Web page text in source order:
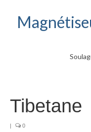
Tibetane
| 0